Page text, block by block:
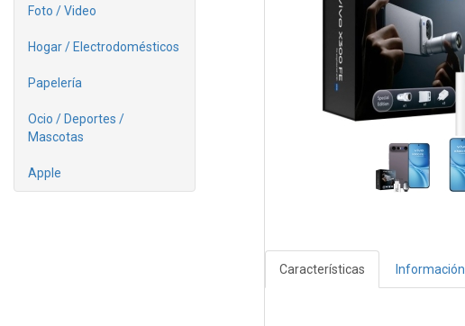
Foto / Video
Hogar / Electrodomésticos
Papelería
Ocio / Deportes /
Mascotas
Apple
Características Información